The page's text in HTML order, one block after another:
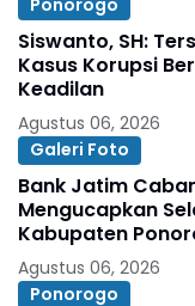
Ponorogo
Siswanto, SH:
Kasus Korupsi
Keadilan
Agustus 06, 2026
Galeri Foto
Bank Jatim
Mengucapkan
Kabupaten
1496 - 11 Agustus
Agustus 06, 2026
Ponorogo